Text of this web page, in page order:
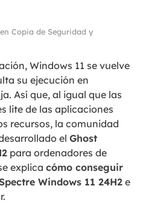
Copia de Seguridad y
Windows 11 se vuelve
su ejecución en
Así que, al igual que las
lite de las aplicaciones
recursos, la comunidad
el Ghost
para ordenadores de
explica cómo conseguir
Windows 11 24H2e